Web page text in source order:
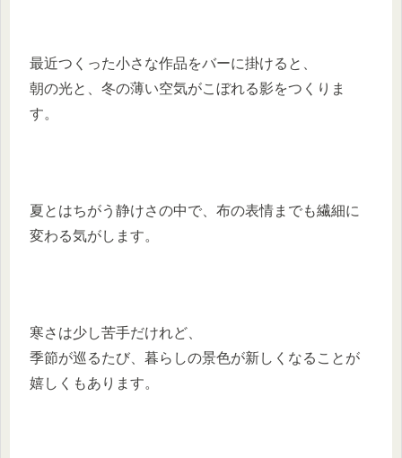
最近つくった小さな作品をバーに掛けると、
朝の光と、冬の薄い空気がこぼれる影をつくりま
す。
夏とはちがう静けさの中で、布の表情までも繊細に
変わる気がします。
寒さは少し苦手だけれど、
季節が巡るたび、暮らしの景色が新しくなることが
嬉しくもあります。